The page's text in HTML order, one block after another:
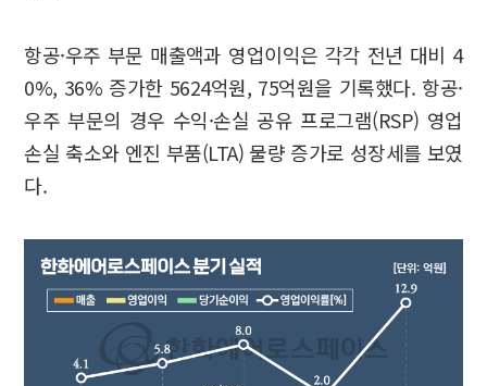
항공·우주 부문 매출액과 영업이익은 각각 전년 대비 4
0%, 36% 증가한 5624억원, 75억원을 기록했다. 항공·
우주 부문의 경우 수익·손실 공유 프로그램(RSP) 영업
손실 축소와 엔진 부품(LTA) 물량 증가로 성장세를 보였
다.